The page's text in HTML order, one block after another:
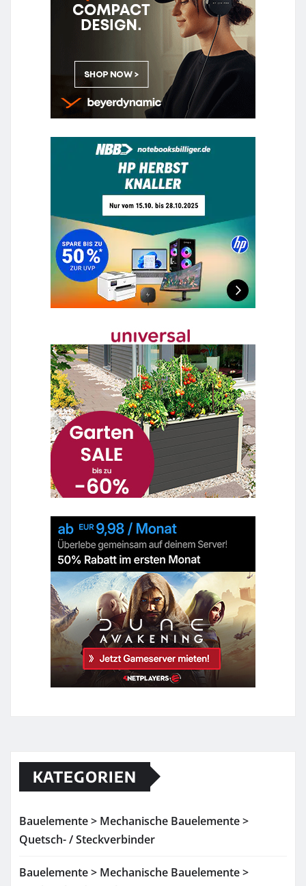
KATEGORIEN
Bauelemente > Mechanische Bauelemente >
Quetsch- / Steckverbinder
Bauelemente > Mechanische Bauelemente >